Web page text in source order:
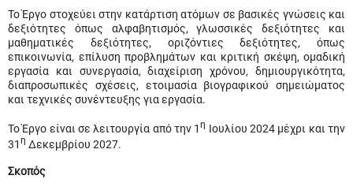
Το Έργο στοχεύει στην κατάρτιση ατόμων σε βασικές γνώσεις και
δεξιότητες όπως αλφαβητισμός, γλωσσικές δεξιότητες και
μαθηματικές δεξιότητες, οριζόντιες δεξιότητες, όπως
επικοινωνία, επίλυση προβλημάτων και κριτική σκέψη, ομαδική
εργασία και συνεργασία, διαχείριση χρόνου, δημιουργικότητα,
διαπροσωπικές σχέσεις, ετοιμασία βιογραφικού σημειώματος
και τεχνικές συνέντευξης για εργασία.
Το Έργο είναι σε λειτουργία από την 1η Ιουλίου 2024 μέχρι και την
31 η Δεκεμβρίου 2027.
Σκοπός